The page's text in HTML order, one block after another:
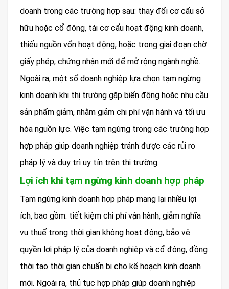
doanh trong các trường hợp sau: thay đổi cơ cấu sở
hữu hoặc cổ đông, tái cơ cấu hoạt động kinh doanh,
thiếu nguồn vốn hoạt động, hoặc trong giai đoạn chờ
giấy phép, chứng nhận mới để mở rộng ngành nghề.
Ngoài ra, một số doanh nghiệp lựa chọn tạm ngừng
kinh doanh khi thị trường gặp biến động hoặc nhu cầu
sản phẩm giảm, nhằm giảm chi phí vận hành và tối ưu
hóa nguồn lực. Việc tạm ngừng trong các trường hợp
hợp pháp giúp doanh nghiệp tránh được các rủi ro
pháp lý và duy trì uy tín trên thị trường.
Lợi ích khi tạm ngừng kinh doanh hợp pháp
Tạm ngừng kinh doanh hợp pháp mang lại nhiều lợi
ích, bao gồm: tiết kiệm chi phí vận hành, giảm nghĩa
vụ thuế trong thời gian không hoạt động, bảo vệ
quyền lợi pháp lý của doanh nghiệp và cổ đông, đồng
thời tạo thời gian chuẩn bị cho kế hoạch kinh doanh
mới. Ngoài ra, thủ tục hợp pháp giúp doanh nghiệp